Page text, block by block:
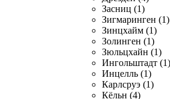
Засниц (1)
Зигмаринген (1)
Зинцхайм (1)
Золинген (1)
Зюльцхайн (1)
Ингольштадт (1)
Инцелль (1)
Карлсруэ (1)
Кёльн (4)